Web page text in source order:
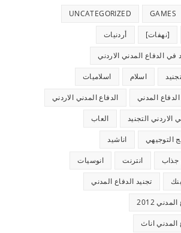
GAMES
UNCATEGORIZED
[نهفات] أردنيات
في الدفاع المدني الاردني
اسلام اسلاميات
الدفاع المدني الدفاع المدني الاردني
الاردني التجنيد العاب
التوجيهي اناشيد
جذاب انترنت انوسيات
بنك تجنيد الدفاع المدني
2012
المدني اناث